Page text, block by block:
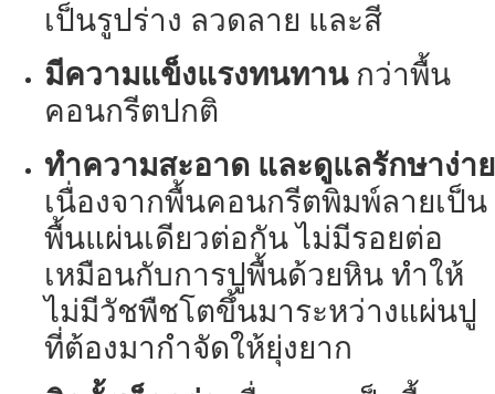
เป็นรูปร่าง ลวดลาย และสี
มีความแข็งแรงทนทานกว่าพื้น
คอนกรีตปกติ
ทำความสะอาด และดูแลรักษาง่าย
เนื่องจากพื้นคอนกรีตพิมพ์ลายเป็น
พื้นแผ่นเดียวต่อกัน ไม่มีรอยต่อ
เหมือนกับการปูพื้นด้วยหิน ทำให้
ไม่มีวัชพืชโตขึ้นมาระหว่างแผ่นปู
ที่ต้องมากำจัดให้ยุ่งยาก